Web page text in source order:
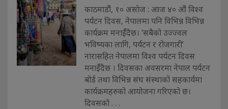
काठमाडौं, १० असाेज : आज ४० औं विश्व
पर्यटन दिवस, नेपालमा पनि विभिन्न विभिन्न
कार्यक्रम मनाईँदैछ। ‘सबैको उज्ज्वल
भविष्यका लागि, पर्यटन र रोजगारी’
नारासहित नेपालमा विश्व पर्यटन दिवस
मनाईँदैछ । दिवसका अवसरमा नेपाल पर्यटन
बोर्ड तथा विभिन्न संघ संस्थाको सहकार्यमा
कार्यक्रमहरुको आयोजना गरिएको छ।
दिवसको . . .